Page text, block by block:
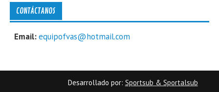
CONTÁCTANOS
Email:equipofvas@hotmail.com
Desarrollado por: Sportsub & Sportalsub